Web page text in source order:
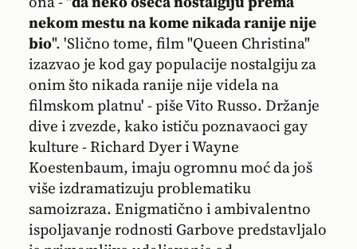
nekom mestu na kome nikada ranije nije
bio". 'Slično tome, film "Queen Christina"
izazvao je kod gay populacije nostalgiju za
onim što nikada ranije nije videla na
filmskom platnu' - piše Vito Russo. Držanje
dive i zvezde, kako ističu poznavaoci gay
kulture - Richard Dyer i Wayne
Koestenbaum, imaju ogromnu moć da još
više izdramatizuju problematiku
samoizraza. Enigmatično i ambivalentno
ispoljavanje rodnosti Garbove predstavljalo